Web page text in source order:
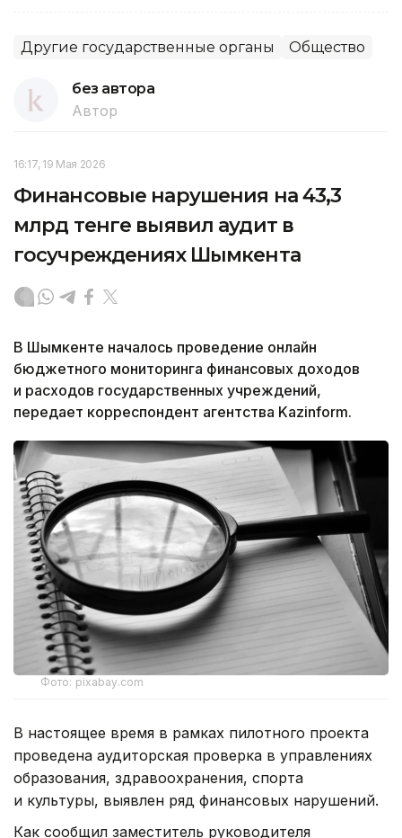
Другие государственные органы Общество
без автора
Автор
16:17, 19 Мая 2026
Финансовые нарушения на 43,3
млрд тенге выявил аудит в
госучреждениях Шымкента
В Шымкенте началось проведение онлайн
бюджетного мониторинга финансовых доходов
и расходов государственных учреждений,
передает корреспондент агентства Kazinform.
Фото: pixabay.com
В настоящее время в рамках пилотного проекта
проведена аудиторская проверка в управлениях
образования, здравоохранения, спорта
и культуры, выявлен ряд финансовых нарушений.
Как сообщил заместитель руководителя